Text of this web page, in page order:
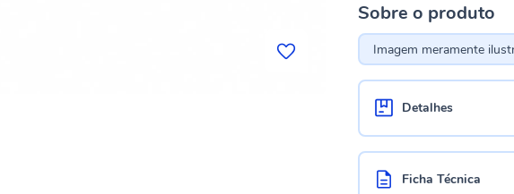
Sobre o produto
Imagem meramente
Detalhes
Ficha Técnica